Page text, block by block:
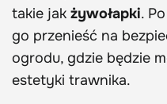
takie jak żywołapki.
go przenieść na
ogrodu, gdzie będzie
estetyki trawnika.